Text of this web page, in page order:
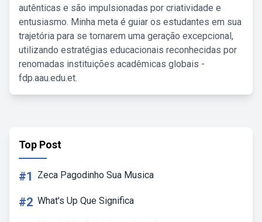
autênticas e são impulsionadas por criatividade e
entusiasmo. Minha meta é guiar os estudantes em sua
trajetória para se tornarem uma geração excepcional,
utilizando estratégias educacionais reconhecidas por
renomadas instituições acadêmicas globais -
fdp.aau.edu.et.
Top Post
#1 Zeca Pagodinho Sua Musica
#2 What's Up Que Significa